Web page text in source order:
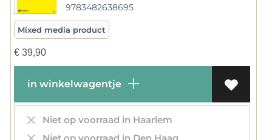
9783482638695
Mixed media product
€39,90
in winkelwagentje
Niet op voorraad in Haarlem
Niet op voorraad in Den Haag